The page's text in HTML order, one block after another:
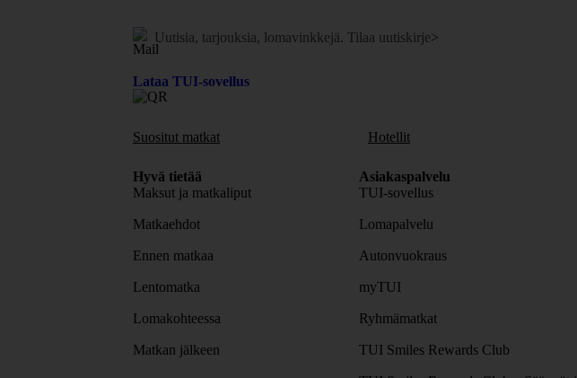
Uutisia, tarjouksia, lomavinkkejä. Tilaa uutiskirje>
Lataa TUI-sovellus
Suositut matkat Hotellit
Hyvä tietää
Maksut ja matkaliput
Matkaehdot
Ennen matkaa
Lentomatka
Lomakohteessa
Matkan jälkeen
Asiakaspalvelu
TUI-sovellus
Lomapalvelu
Autonvuokraus
myTUI
Ryhmämatkat
TUI Smiles Rewards Club